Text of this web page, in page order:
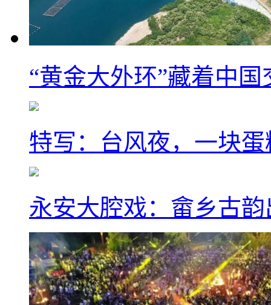
“黄金大外环”藏着中
特写：台风夜，一块
永安大腔戏：畲乡古